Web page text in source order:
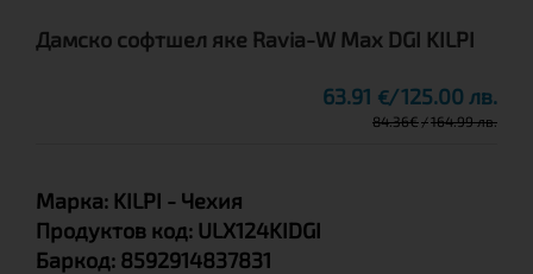
Дамско софтшел яке Ravia-W Max DGI KILPI
63.91 € 125.00 лв.
84.36€ 164.99 лв.
Марка: KILPI - Чехия
Продуктов код: ULX124KIDGI
Баркод: 8592914837831